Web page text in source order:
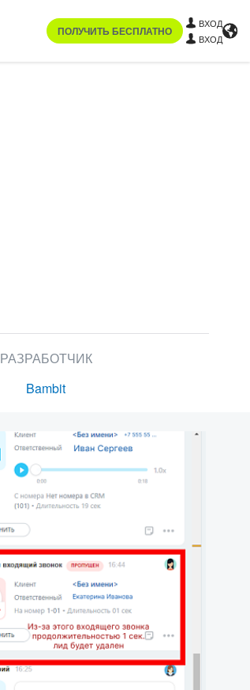
ПОЛУЧИТЬ БЕСПЛАТНО
ВХОД
ВХОД
РАЗРАБОТЧИК
Bambit